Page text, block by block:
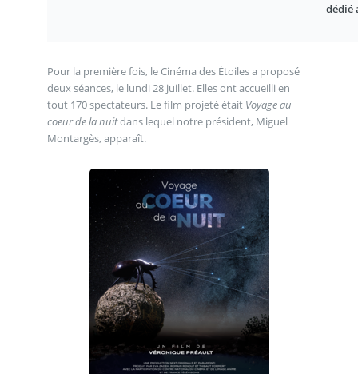
dédié
Pour la première fois, le Cinéma des Étoiles a proposé
deux séances, le lundi 28 juillet. Elles ont accueilli en
tout 170 spectateurs. Le film projeté était Voyage au
coeur de la nuitdans lequel notre président, Miguel
Montargès, apparaît.